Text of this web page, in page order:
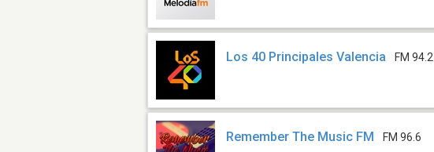
Los 40 Principales Valencia FM 94.2
Remember The Music FM FM 96.6